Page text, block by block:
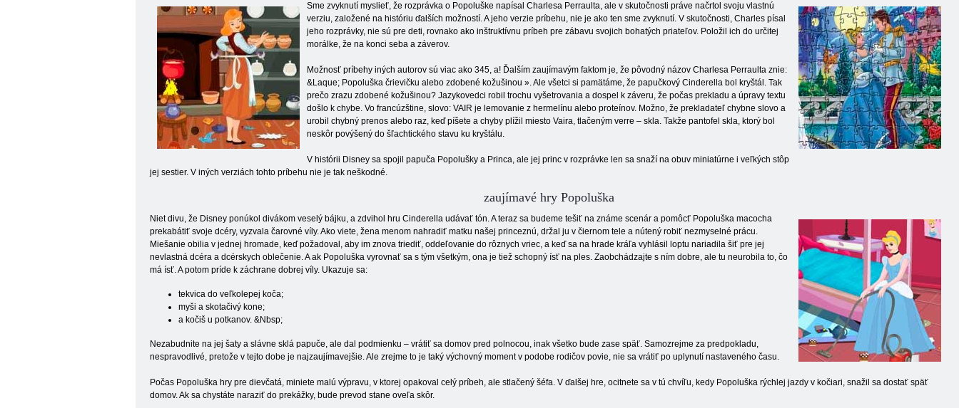
Sme zvyknutí myslieť, že rozprávka o Popoluške napísal Charlesa Perraulta, ale v skutočnosti práve načrtol svoju vlastnú
verziu, založené na históriu ďalších možností. A jeho verzie príbehu, nie je ako ten sme zvyknutí. V skutočnosti, Charles písal
jeho rozprávky, nie sú pre deti, rovnako ako inštruktívnu príbeh pre zábavu svojich bohatých priateľov. Položil ich do určitej
morálke, že na konci seba a záverov.
Možnosť príbehy iných autorov sú viac ako 345, a! Ďalším zaujímavým faktom je, že pôvodný názov Charlesa Perraulta znie:
&Laque; Popoluška črievičku alebo zdobené kožušinou ». Ale všetci si pamätáme, že papučkový Cinderella bol kryštál. Tak
prečo zrazu zdobené kožušinou? Jazykovedci robil trochu vyšetrovania a dospel k záveru, že počas prekladu a úpravy textu
došlo k chybe. Vo francúzštine, slovo: VAIR je lemovanie z hermelínu alebo proteínov. Možno, že prekladateľ chybne slovo a
urobil chybný prenos alebo raz, keď píšete a chyby plížil miesto Vaira, tlačeným verre – skla. Takže pantofel skla, ktorý bol
neskôr povýšený do šľachtického stavu ku kryštálu.
V histórii Disney sa spojil papuča Popolušky a Princa, ale jej princ v rozprávke len sa snaží na obuv miniatúrne i veľkých stôp
jej sestier. V iných verziách tohto príbehu nie je tak neškodné.
zaujímavé hry Popoluška
Niet divu, že Disney ponúkol divákom veselý bájku, a zdvihol hru Cinderella udávať tón. A teraz sa budeme tešiť na známe scenár a pomôcť Popoluška macocha
prekabátiť svoje dcéry, vyzvala čarovné víly. Ako viete, žena menom nahradiť matku našej princeznú, držal ju v čiernom tele a nútený robiť nezmyselné prácu.
Miešanie obilia v jednej hromade, keď požadoval, aby im znova triediť, oddeľovanie do rôznych vriec, a keď sa na hrade kráľa vyhlásil loptu nariadila šiť pre jej
nevlastná dcéra a dcérskych oblečenie. A ak Popoluška vyrovnať sa s tým všetkým, ona je tiež schopný ísť na ples. Zaobchádzajte s ním dobre, ale tu neurobila to, čo
má ísť. A potom príde k záchrane dobrej víly. Ukazuje sa:
tekvica do veľkolepej koča;
myši a skotačivý kone;
a kočiš u potkanov. &Nbsp;
Nezabudnite na jej šaty a slávne sklá papuče, ale dal podmienku – vrátiť sa domov pred polnocou, inak všetko bude zase späť. Samozrejme za predpokladu,
nespravodlivé, pretože v tejto dobe je najzaujímavejšie. Ale zrejme to je taký výchovný moment v podobe rodičov povie, nie sa vrátiť po uplynutí nastaveného času.
Počas Popoluška hry pre dievčatá, miniete malú výpravu, v ktorej opakoval celý príbeh, ale stlačený šéfa. V ďalšej hre, ocitnete sa v tú chvíľu, kedy Popoluška rýchlej jazdy v kočiari, snažil sa dostať späť
domov. Ak sa chystáte naraziť do prekážky, bude prevod stane oveľa skôr.